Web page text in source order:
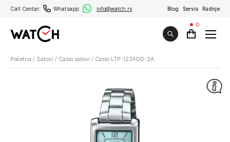
Call Centar: Whatsapp: info@watch.rs Blog Servis Radnje
0
Početna / Satovi / Casio satovi / Casio LTP-1234DD-2A